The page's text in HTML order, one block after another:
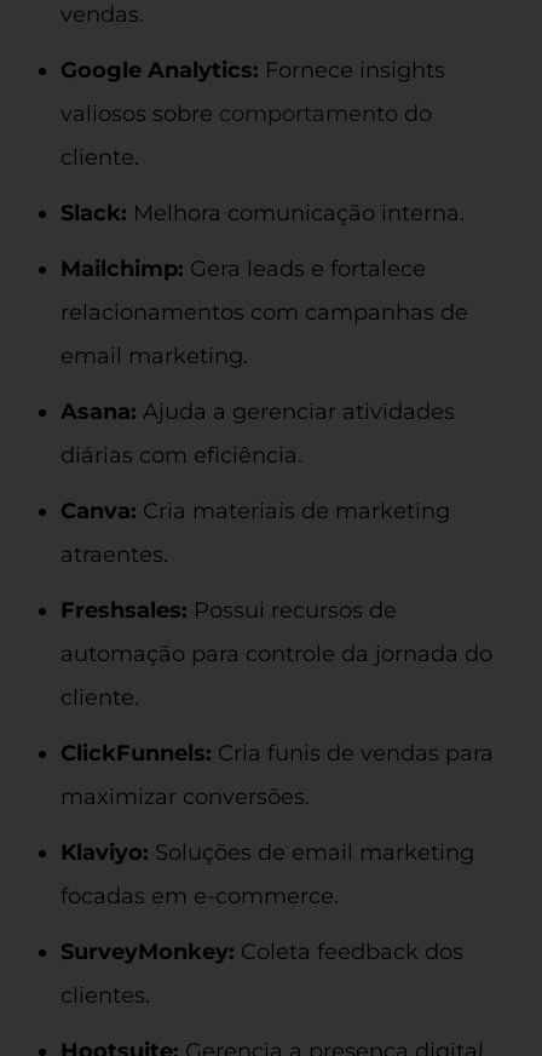
vendas.
Google Analytics: Fornece insights
valiosos sobre comportamento do
cliente.
Slack: Melhora comunicação interna.
Mailchimp: Gera leads e fortalece
relacionamentos com campanhas de
email marketing.
Asana: Ajuda a gerenciar atividades
diárias com eficiência.
Canva: Cria materiais de marketing
atraentes.
Freshsales: Possui recursos de
automação para controle da jornada do
cliente.
ClickFunnels: Cria funis de vendas para
maximizar conversões.
Klaviyo: Soluções de email marketing
focadas em e-commerce.
SurveyMonkey: Coleta feedback dos
clientes.